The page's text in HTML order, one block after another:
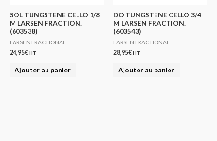
SOL TUNGSTENE CELLO 1/8
M LARSEN FRACTION.
(603538)
LARSEN FRACTIONAL
24,95€HT
Ajouter au panier
DO TUNGSTENE CELLO 3/4
M LARSEN FRACTION.
(603543)
LARSEN FRACTIONAL
28,95€HT
Ajouter au panier